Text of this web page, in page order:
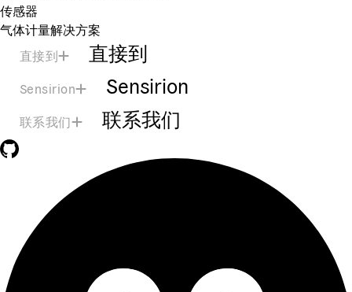
传感器
气体计量解决方案
直接到
直接到
Sensirion Sensirion
联系我们 联系我们